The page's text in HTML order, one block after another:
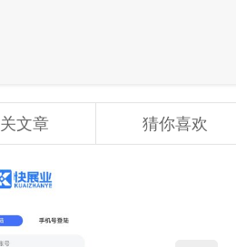
文章 猜你喜欢